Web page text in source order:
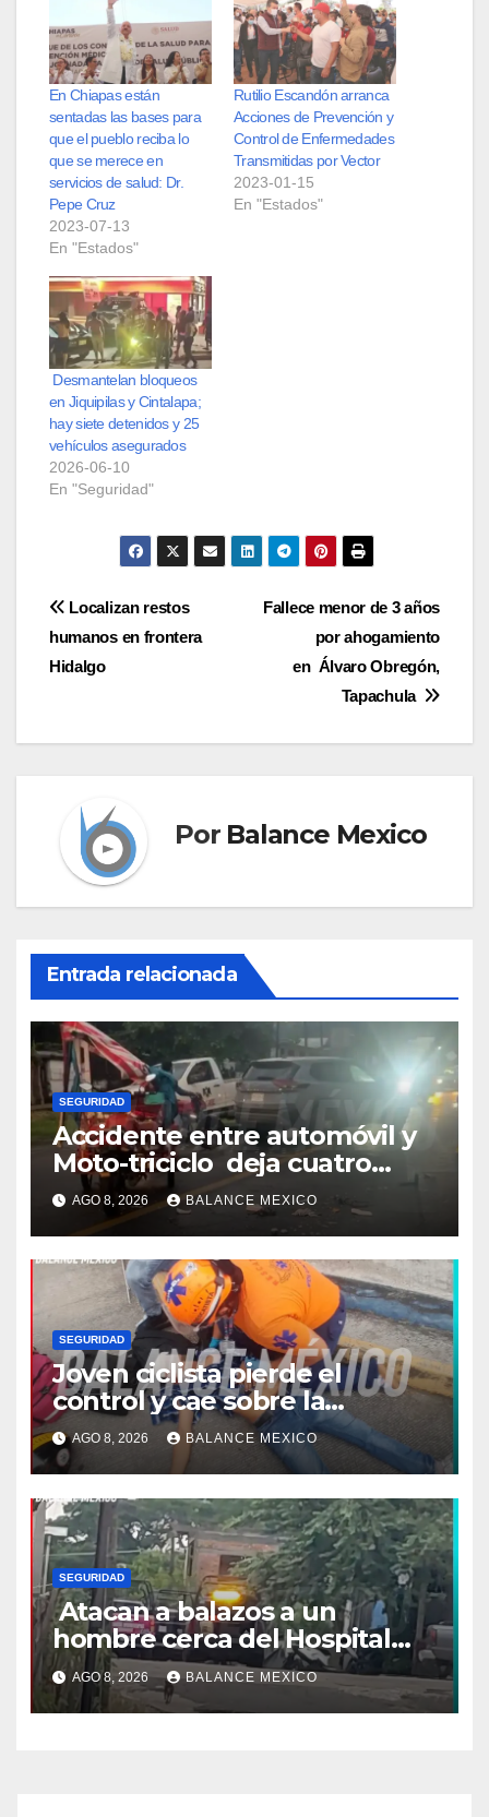
En Chiapas están
sentadas las bases para
que el pueblo reciba lo
que se merece en
servicios de salud: Dr.
Pepe Cruz
2023-07-13
En "Estados"
Rutilio Escandón arranca
Acciones de Prevención y
Control de Enfermedades
Transmitidas por Vector
2023-01-15
En "Estados"
Desmantelan bloqueos
en Jiquipilas y Cintalapa;
hay siete detenidos y 25
vehículos asegurados
2026-06-10
En "Seguridad"
Navegación
de
Fallece menor de 3 años
por ahogamiento
en Álvaro Obregón,
Tapachula
Localizan restos
humanos en frontera
Hidalgo
Por Balance Mexico
Entrada relacionada
SEGURIDAD
Accidente entre automóvil y
Moto-triciclo deja cuatro
lesionados en Tuxtla Chico
AGO 8, 2026 BALANCE MEXICO
SEGURIDAD
Joven ciclista pierde el
control y cae sobre la
banqueta en Tapachula
AGO 8, 2026 BALANCE MEXICO
SEGURIDAD
Atacan a balazos a un
hombre cerca del Hospital
General de Huixtla
AGO 8, 2026 BALANCE MEXICO